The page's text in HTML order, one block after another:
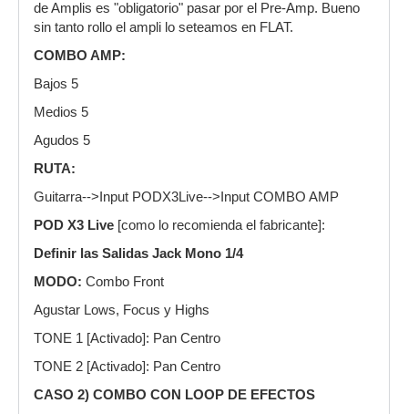
de Amplis es "obligatorio" pasar por el Pre-Amp. Bueno
sin tanto rollo el ampli lo seteamos en FLAT.
COMBO AMP:
Bajos 5
Medios 5
Agudos 5
RUTA:
Guitarra-->Input PODX3Live-->Input COMBO AMP
POD X3 Live [como lo recomienda el fabricante]:
Definir las Salidas Jack Mono 1/4
MODO: Combo Front
Agustar Lows, Focus y Highs
TONE 1 [Activado]: Pan Centro
TONE 2 [Activado]: Pan Centro
CASO 2) COMBO CON LOOP DE EFECTOS